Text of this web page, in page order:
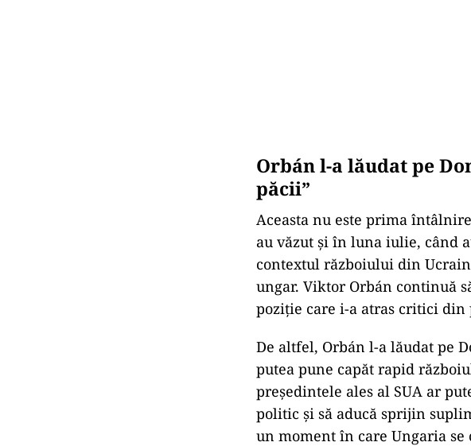
Orbán l-a lăudat pe
păcii”
Aceasta nu este prima
au văzut și în luna iulie, când
contextul războiului din
ungar. Viktor Orbán continuă
poziție care i-a atras critici din
De altfel, Orbán l-a lăudat pe
putea pune capăt rapid
președintele ales al SUA ar
politic și să aducă sprijin
un moment în care Ungaria